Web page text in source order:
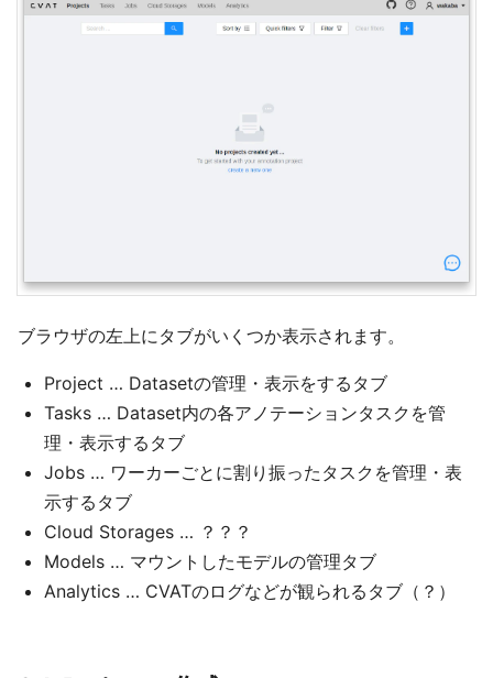
ブラウザの左上にタブがいくつか表示されます。
Project … Datasetの管理・表示をするタブ
Tasks … Dataset内の各アノテーションタスクを管
理・表示するタブ
Jobs … ワーカーごとに割り振ったタスクを管理・表
示するタブ
Cloud Storages … ？？？
Models … マウントしたモデルの管理タブ
Analytics … CVATのログなどが観られるタブ（？）